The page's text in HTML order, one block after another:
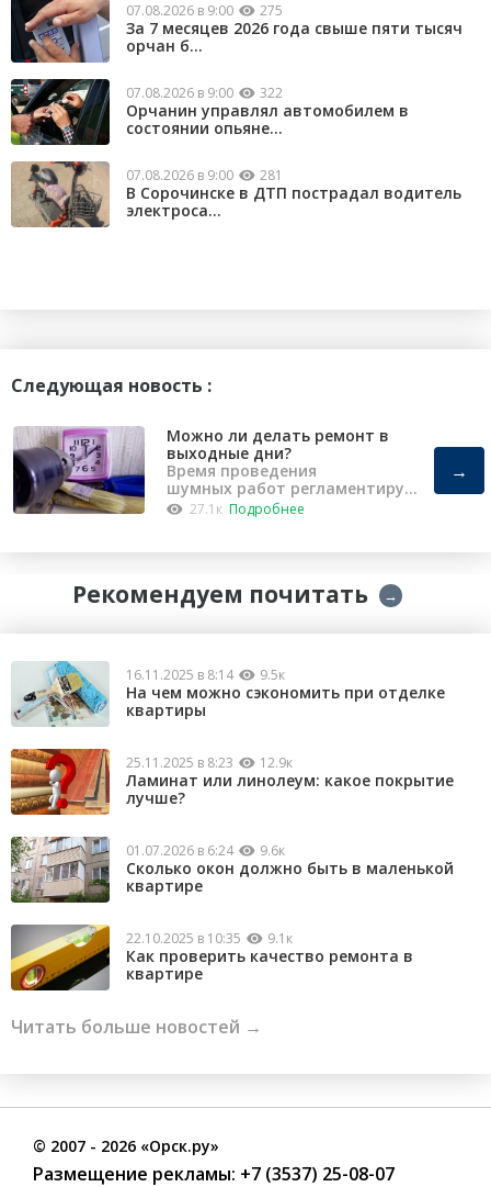
07.08.2026 в 9:00 275
За 7 месяцев 2026 года свыше пяти тысяч
орчан б...
07.08.2026 в 9:00 322
Орчанин управлял автомобилем в
состоянии опьяне...
07.08.2026 в 9:00 281
В Сорочинске в ДТП пострадал водитель
электроса...
Следующая новость :
Можно ли делать ремонт в
выходные дни?
Время проведения
шумных работ регламентирует
«Закон о тишине».
27.1к Подробнее
→
Рекомендуем почитать →
16.11.2025 в 8:14 9.5к
На чем можно сэкономить при отделке
квартиры
25.11.2025 в 8:23 12.9к
Ламинат или линолеум: какое покрытие
лучше?
01.07.2026 в 6:24 9.6к
Сколько окон должно быть в маленькой
квартире
22.10.2025 в 10:35 9.1к
Как проверить качество ремонта в
квартире
Читать больше новостей →
© 2007 - 2026 «Орск.ру»
Размещение рекламы: +7 (3537) 25-08-07